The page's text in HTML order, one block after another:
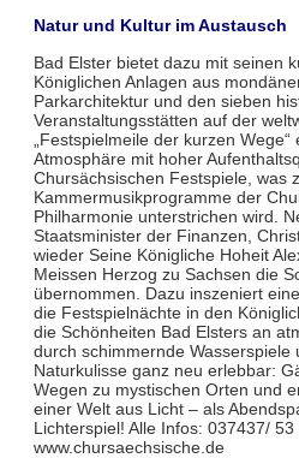
Natur und Kultur im Austausch
Bad Elster bietet dazu mit seinen
Königlichen Anlagen aus
Parkarchitektur und den sieben
Veranstaltungsstätten auf der
„Festspielmeile der kurzen
Atmosphäre mit hoher
Chursächsischen Festspiele, was
Kammermusikprogramme der
Philharmonie unterstrichen wird.
Staatsminister der Finanzen,
wieder Seine Königliche Hoheit
Meissen Herzog zu Sachsen die
übernommen. Dazu inszeniert
die Festspielnächte in den
die Schönheiten Bad Elsters an
durch schimmernde Wasserspiele
Naturkulisse ganz neu erlebbar:
Wegen zu mystischen Orten und
einer Welt aus Licht – als
Lichterspiel! Alle Infos: 037437/ 53
www.chursaechsische.de